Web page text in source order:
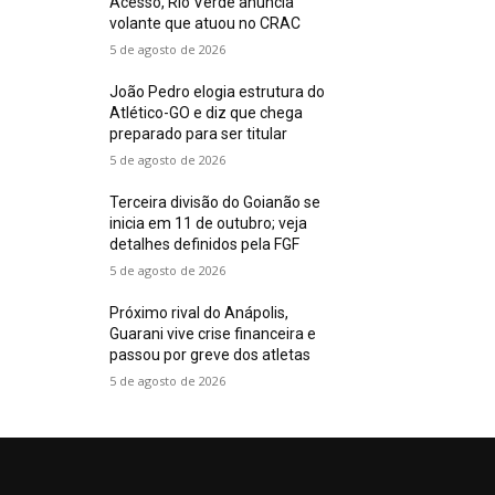
volante que atuou no CRAC
5 de agosto de 2026
João Pedro elogia estrutura do
Atlético-GO e diz que chega
preparado para ser titular
5 de agosto de 2026
Terceira divisão do Goianão se
inicia em 11 de outubro; veja
detalhes definidos pela FGF
5 de agosto de 2026
Próximo rival do Anápolis,
Guarani vive crise financeira e
passou por greve dos atletas
5 de agosto de 2026